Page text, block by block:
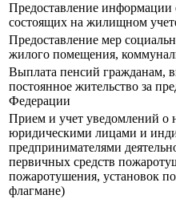
Предоставление информации
состоящих на жилищном
Предоставление мер
жилого помещения,
Выплата пенсий
постоянное жительство за
Федерации
Прием и учет уведомлений о
юридическими лицами и
предпринимателями
первичных средств
пожаротушения, установок
флагмане)